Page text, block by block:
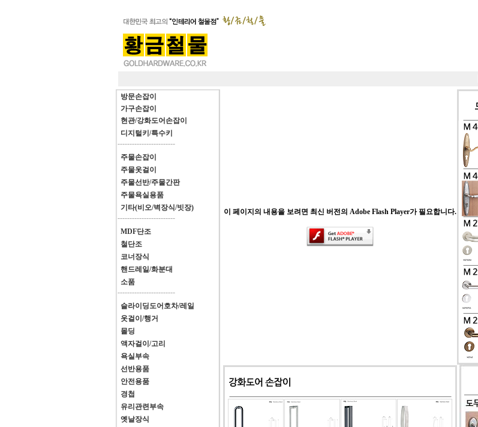
방문손잡이
가구손잡이
현관/강화도어손잡이
디지털키/특수키
------------------------
주물손잡이
주물옷걸이
주물선반/주물간판
주물욕실용품
기타(비오/벽장식/빗장)
------------------------
MDF단조
철단조
코너장식
핸드레일/화분대
소품
------------------------
슬라이딩도어호차/레일
옷걸이/행거
몰딩
액자걸이/고리
욕실부속
선반용품
안전용품
경첩
유리관련부속
옛날장식
이 페이지의 내용을 보려면 최신 버전의 Adobe Flash Player가 필요합니다.